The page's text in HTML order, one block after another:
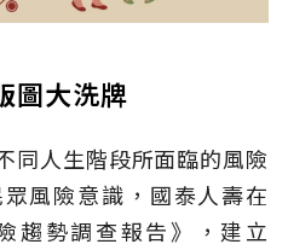
圖大洗牌
同人生階段所面臨的風險
風險意識，國泰人壽在
趨勢調查報告》，建立